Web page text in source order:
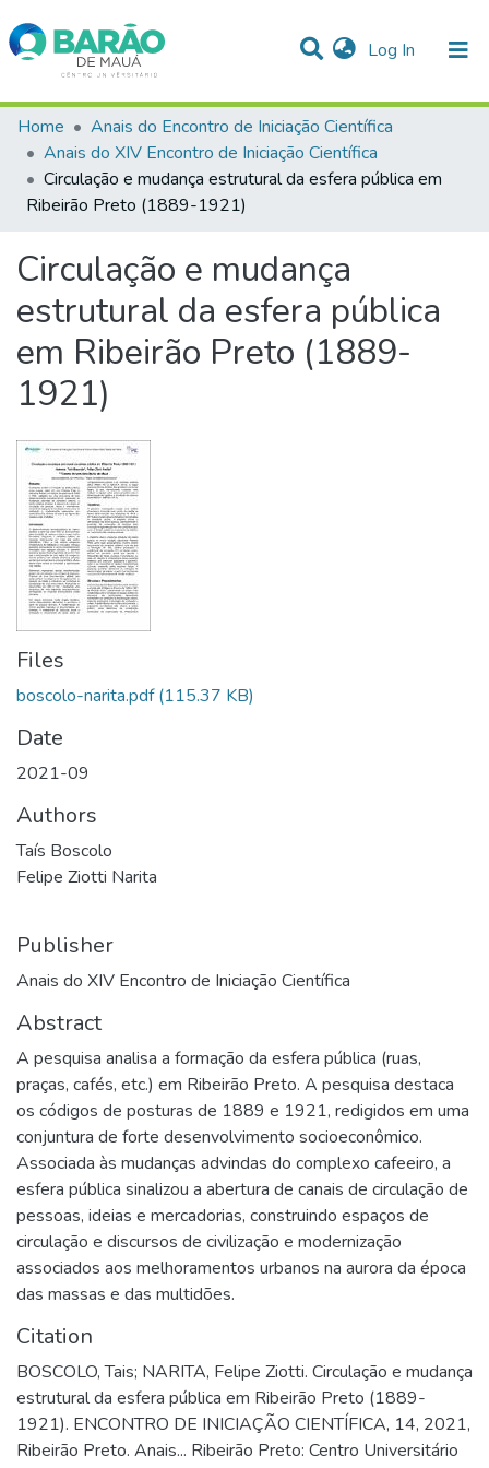
Log In (current)
Communities & Collections
Statistics
All of DSpace
Home
Anais do Encontro de Iniciação Científica
Anais do XIV Encontro de Iniciação Científica
Circulação e mudança estrutural da esfera pública em
Ribeirão Preto (1889-1921)
Circulação e mudança
estrutural da esfera pública
em Ribeirão Preto (1889-
1921)
Files
boscolo-narita.pdf (115.37 KB)
Date
2021-09
Authors
Taís Boscolo
Felipe Ziotti Narita
Publisher
Anais do XIV Encontro de Iniciação Científica
Abstract
A pesquisa analisa a formação da esfera pública (ruas,
praças, cafés, etc.) em Ribeirão Preto. A pesquisa destaca
os códigos de posturas de 1889 e 1921, redigidos em uma
conjuntura de forte desenvolvimento socioeconômico.
Associada às mudanças advindas do complexo cafeeiro, a
esfera pública sinalizou a abertura de canais de circulação de
pessoas, ideias e mercadorias, construindo espaços de
circulação e discursos de civilização e modernização
associados aos melhoramentos urbanos na aurora da época
das massas e das multidões.
Citation
BOSCOLO, Tais; NARITA, Felipe Ziotti. Circulação e mudança
estrutural da esfera pública em Ribeirão Preto (1889-
1921). ENCONTRO DE INICIAÇÃO CIENTÍFICA, 14, 2021,
Ribeirão Preto. Anais... Ribeirão Preto: Centro Universitário